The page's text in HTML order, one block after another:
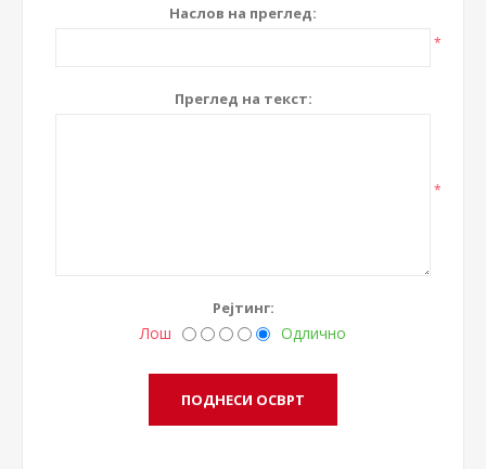
Наслов на преглед:
*
Преглед на текст:
*
Рејтинг:
Лош Одлично